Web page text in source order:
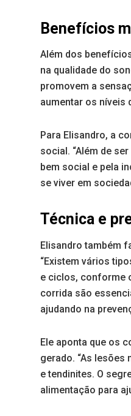
Benefícios
Além dos
na qualidade do
promovem a
aumentar os níveis
Para Elisandro, a
social. “Além de
bem social e pela
se viver em
Técnica e
Elisandro também
“Existem vários
e ciclos, conforme
corrida são
ajudando na
Ele aponta que os
gerado. “As lesões
e tendinites. O
alimentação para